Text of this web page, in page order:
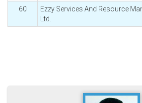
60
Ezzy Services And Resource
Ltd.